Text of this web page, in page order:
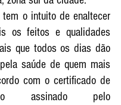
tem o intuito de enaltecer
os feitos e qualidades
que todos os dias dão
saúde de quem mais
com o certificado de
assinado pelo